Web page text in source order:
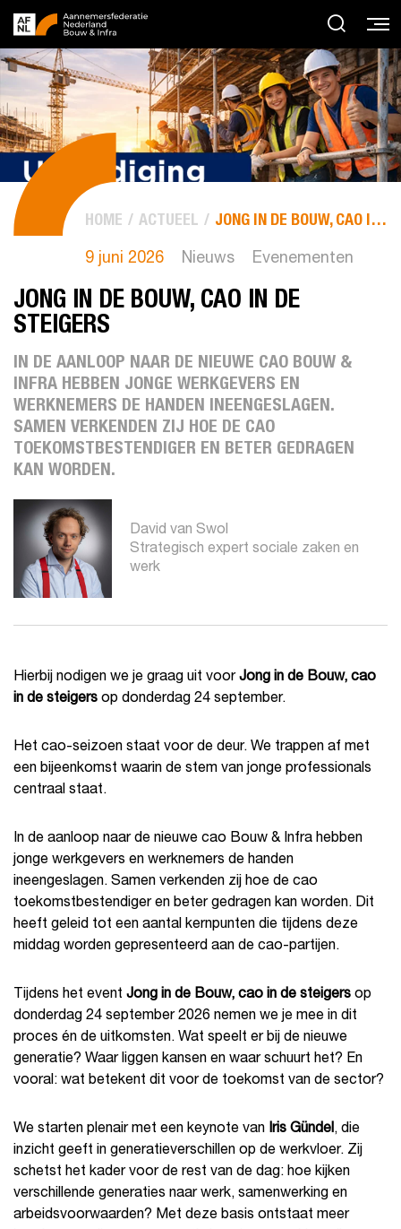
HOME ACTUEEL JONG IN DE BOUW, CAO IN DE STEIGERS
9 juni 2026 Nieuws Evenementen
JONG IN DE BOUW, CAO IN DE
STEIGERS
IN DE AANLOOP NAAR DE NIEUWE CAO BOUW &
INFRA HEBBEN JONGE WERKGEVERS EN
WERKNEMERS DE HANDEN INEENGESLAGEN.
SAMEN VERKENDEN ZIJ HOE DE CAO
TOEKOMSTBESTENDIGER EN BETER GEDRAGEN
KAN WORDEN.
David van Swol
Strategisch expert sociale zaken en
werk
Hierbij nodigen we je graag uit voor Jong in de Bouw, cao
in de steigers op donderdag 24 september.
Het cao-seizoen staat voor de deur. We trappen af met
een bijeenkomst waarin de stem van jonge professionals
centraal staat.
In de aanloop naar de nieuwe cao Bouw & Infra hebben
jonge werkgevers en werknemers de handen
ineengeslagen. Samen verkenden zij hoe de cao
toekomstbestendiger en beter gedragen kan worden. Dit
heeft geleid tot een aantal kernpunten die tijdens deze
middag worden gepresenteerd aan de cao-partijen.
Tijdens het event Jong in de Bouw, cao in de steigers op
donderdag 24 september 2026 nemen we je mee in dit
proces én de uitkomsten. Wat speelt er bij de nieuwe
generatie? Waar liggen kansen en waar schuurt het? En
vooral: wat betekent dit voor de toekomst van de sector?
We starten plenair met een keynote van Iris Gündel , die
inzicht geeft in generatieverschillen op de werkvloer. Zij
schetst het kader voor de rest van de dag: hoe kijken
verschillende generaties naar werk, samenwerking en
arbeidsvoorwaarden? Met deze basis ontstaat meer